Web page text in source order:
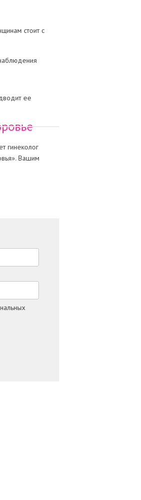
стоит с
ее
гинеколог
Вашим